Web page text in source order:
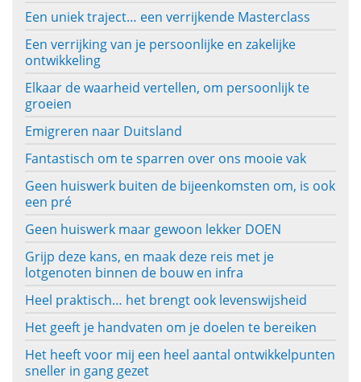
Een uniek traject… een verrijkende Masterclass
Een verrijking van je persoonlijke en zakelijke
ontwikkeling
Elkaar de waarheid vertellen, om persoonlijk te
groeien
Emigreren naar Duitsland
Fantastisch om te sparren over ons mooie vak
Geen huiswerk buiten de bijeenkomsten om, is ook
een pré
Geen huiswerk maar gewoon lekker DOEN
Grijp deze kans, en maak deze reis met je
lotgenoten binnen de bouw en infra
Heel praktisch… het brengt ook levenswijsheid
Het geeft je handvaten om je doelen te bereiken
Het heeft voor mij een heel aantal ontwikkelpunten
sneller in gang gezet